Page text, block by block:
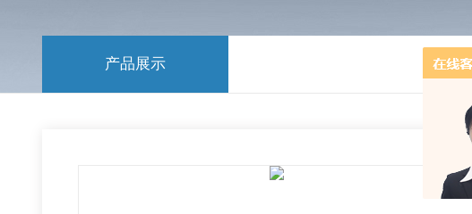
产品展示